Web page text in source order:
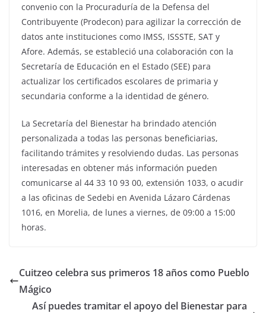
convenio con la Procuraduría de la Defensa del
Contribuyente (Prodecon) para agilizar la corrección de
datos ante instituciones como IMSS, ISSSTE, SAT y
Afore. Además, se estableció una colaboración con la
Secretaría de Educación en el Estado (SEE) para
actualizar los certificados escolares de primaria y
secundaria conforme a la identidad de género.
La Secretaría del Bienestar ha brindado atención
personalizada a todas las personas beneficiarias,
facilitando trámites y resolviendo dudas. Las personas
interesadas en obtener más información pueden
comunicarse al 44 33 10 93 00, extensión 1033, o acudir
a las oficinas de Sedebi en Avenida Lázaro Cárdenas
1016, en Morelia, de lunes a viernes, de 09:00 a 15:00
horas.
Cuitzeo celebra sus primeros 18 años como Pueblo
Mágico
Así puedes tramitar el apoyo del Bienestar para